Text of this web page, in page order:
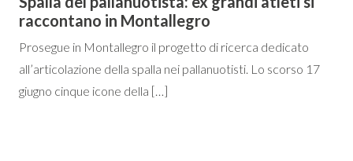
raccontano in Montallegro
Prosegue in Montallegro il progetto di ricerca dedicato
all’articolazione della spalla nei pallanuotisti. Lo scorso 17
giugno cinque icone della […]